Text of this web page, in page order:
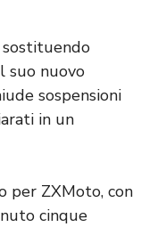
sostituendo
suo nuovo
sospensioni
in un
per ZXMoto, con
cinque